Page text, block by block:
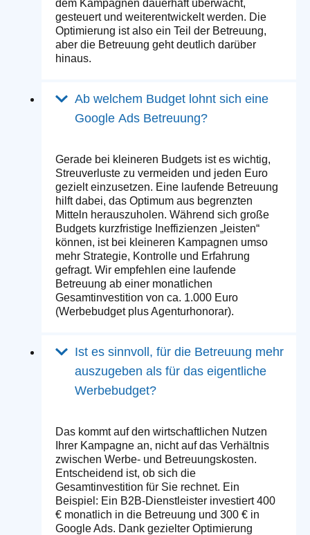
dem Kampagnen dauerhaft überwacht,
gesteuert und weiterentwickelt werden. Die
Optimierung ist also ein Teil der Betreuung,
aber die Betreuung geht deutlich darüber
hinaus.
Ab welchem Budget lohnt sich eine
Google Ads Betreuung?
Gerade bei kleineren Budgets ist es wichtig,
Streuverluste zu vermeiden und jeden Euro
gezielt einzusetzen. Eine laufende Betreuung
hilft dabei, das Optimum aus begrenzten
Mitteln herauszuholen. Während sich große
Budgets kurzfristige Ineffizienzen „leisten“
können, ist bei kleineren Kampagnen umso
mehr Strategie, Kontrolle und Erfahrung
gefragt. Wir empfehlen eine laufende
Betreuung ab einer monatlichen
Gesamtinvestition von ca. 1.000 Euro
(Werbebudget plus Agenturhonorar).
Ist es sinnvoll, für die Betreuung mehr
auszugeben als für das eigentliche
Werbebudget?
Das kommt auf den wirtschaftlichen Nutzen
Ihrer Kampagne an, nicht auf das Verhältnis
zwischen Werbe- und Betreuungskosten.
Entscheidend ist, ob sich die
Gesamtinvestition für Sie rechnet. Ein
Beispiel: Ein B2B-Dienstleister investiert 400
€ monatlich in die Betreuung und 300 € in
Google Ads. Dank gezielter Optimierung